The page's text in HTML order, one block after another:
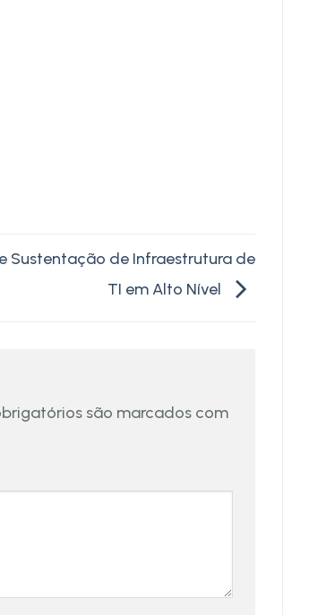
Sustentação de Infraestrutura de
TI em Alto Nível
são marcados com